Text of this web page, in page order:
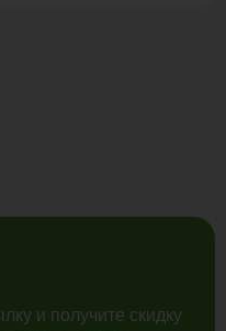
и получите скидку